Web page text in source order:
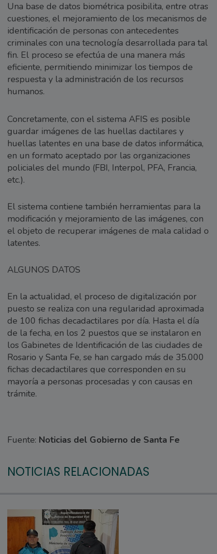
Una base de datos biométrica posibilita, entre otras
cuestiones, el mejoramiento de los mecanismos de
identificación de personas con antecedentes
criminales con una tecnología desarrollada para tal
fin. El proceso se efectúa de una manera más
eficiente, permitiendo minimizar los tiempos de
respuesta y la administración de los recursos
humanos.
Concretamente, con el sistema AFIS es posible
guardar imágenes de las huellas dactilares y
huellas latentes en una base de datos informática,
en un formato aceptado por las organizaciones
policiales del mundo (FBI, Interpol, PFA, Francia,
etc.).
El sistema contiene también herramientas para la
modificación y mejoramiento de las imágenes, con
el objeto de recuperar imágenes de mala calidad o
latentes.
ALGUNOS DATOS
En la actualidad, el proceso de digitalización por
puesto se realiza con una regularidad aproximada
de 100 fichas decadactilares por día. Hasta el día
de la fecha, en los 2 puestos que se instalaron en
los Gabinetes de Identificación de las ciudades de
Rosario y Santa Fe, se han cargado más de 35.000
fichas decadactilares que corresponden en su
mayoría a personas procesadas y con causas en
trámite.
Fuente: Noticias del Gobierno de Santa Fe
NOTICIAS RELACIONADAS